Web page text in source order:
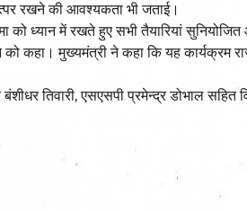
रखने की आवश्यकता भी जताई।
को ध्यान में रखते हुए सभी तैयारियां
को कहा। मुख्यमंत्री ने कहा कि यह कार्यक्रम
तिवारी, एसएसपी प्रमेन्द्र डोभाल सहित